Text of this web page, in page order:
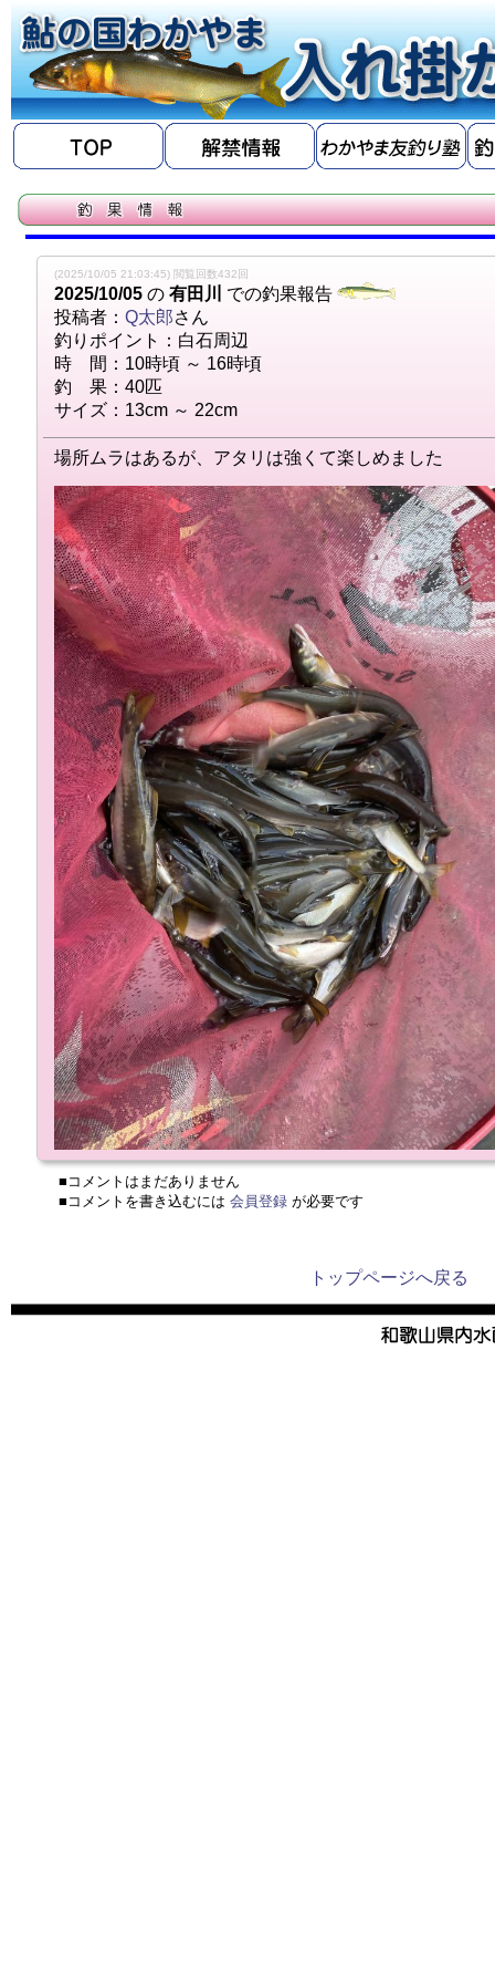
(2025/10/05 21:03:45) 閲覧回数432回
2025/10/05 の 有田川
での釣果報告
投稿者： Q太郎さん
釣りポイント：白石周辺
時 間：10時頃 ～ 16時頃
釣 果：40匹
サイズ：13cm ～ 22cm
場所ムラはあるが、アタリは強くて楽しめました
■コメントはまだありません
■コメントを書き込むには 会員登録 が必要です
トップページへ戻る